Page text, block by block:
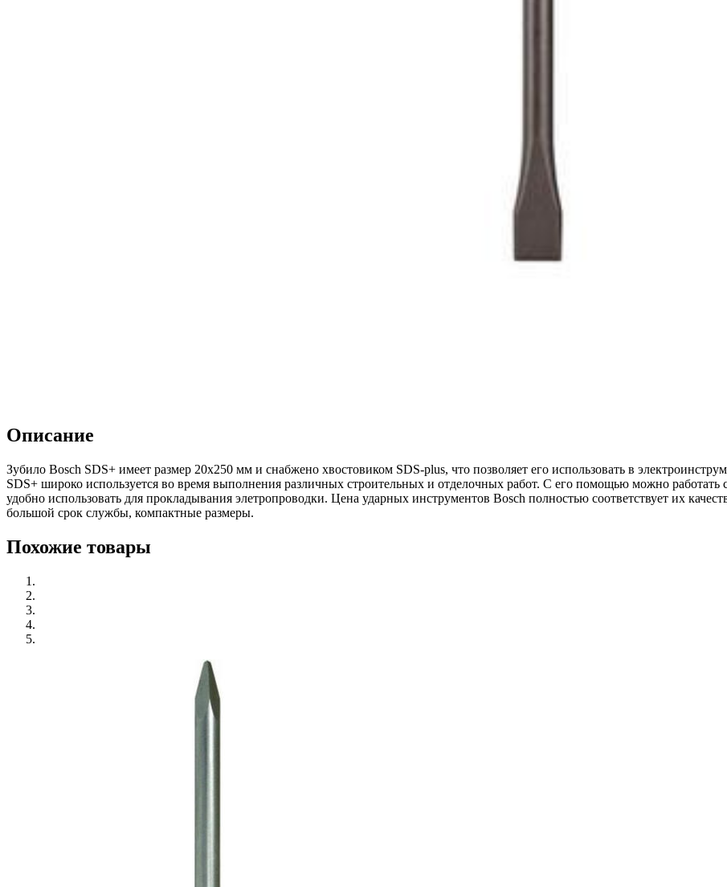
Описание
Зубило Bosch SDS+ имеет размер 20х250 мм и снабжено хвостовиком SDS-plus, что позволяет его использовать в
SDS+ широко используется во время выполнения различных строительных и отделочных работ. С его помощью можно
удобно использовать для прокладывания элетропроводки. Цена ударных инструментов Bosch полностью соответствует их
большой срок службы, компактные размеры.
Похожие товары